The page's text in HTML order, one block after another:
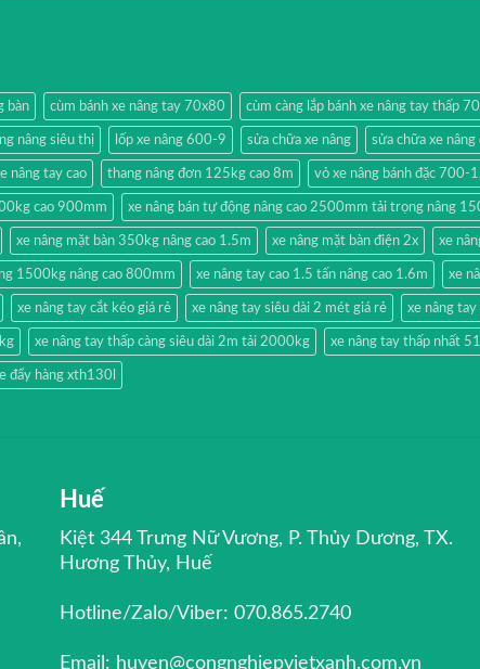
bàn cùm bánh xe nâng tay 70x80 cùm càng lắp bánh xe nâng tay thấp
nâng siêu thị lốp xe nâng 600-9 sửa chữa xe nâng sửa chữa xe
nâng tay cao thang nâng đơn 125kg cao 8m vỏ xe nâng bánh đặc 700-
cao 900mm xe nâng bán tự động nâng cao 2500mm tải trọng nâng
xe nâng mặt bàn 350kg nâng cao 1.5m xe nâng mặt bàn điện 2x xe
1500kg nâng cao 800mm xe nâng tay cao 1.5 tấn nâng cao 1.6m xe
xe nâng tay cắt kéo giá rẻ xe nâng tay siêu dài 2 mét giá rẻ xe nâng
xe nâng tay thấp càng siêu dài 2m tải 2000kg xe nâng tay thấp nhất
đẩy hàng xth130l
Huế
Kiệt 344 Trưng Nữ Vương, P. Thủy Dương, TX.
Hương Thủy, Huế
Hotline/Zalo/Viber: 070.865.2740
Email: huyen@congnghiepvietxanh.com.vn